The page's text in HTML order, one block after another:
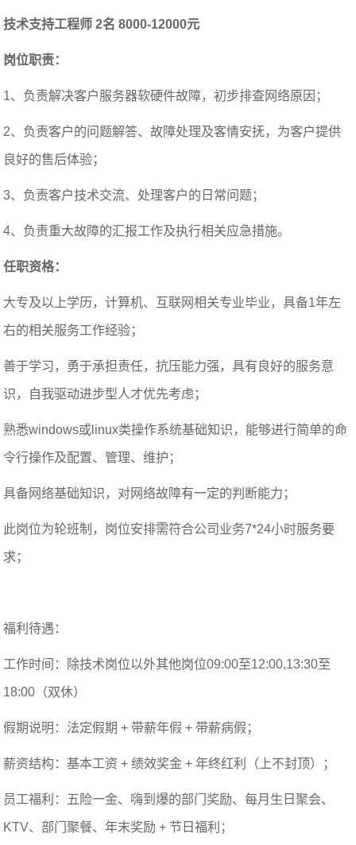
技术支持工程师 2名 8000-12000元
岗位职责：
1、负责解决客户服务器软硬件故障，初步排查网络原因；
2、负责客户的问题解答、故障处理及客情安抚，为客户提供
良好的售后体验；
3、负责客户技术交流、处理客户的日常问题；
4、负责重大故障的汇报工作及执行相关应急措施。
任职资格：
大专及以上学历，计算机、互联网相关专业毕业，具备1年左
右的相关服务工作经验；
善于学习，勇于承担责任，抗压能力强，具有良好的服务意
识，自我驱动进步型人才优先考虑；
熟悉windows或linux类操作系统基础知识，能够进行简单的命
令行操作及配置、管理、维护；
具备网络基础知识，对网络故障有一定的判断能力；
此岗位为轮班制，岗位安排需符合公司业务7*24小时服务要
求；
福利待遇：
工作时间：除技术岗位以外其他岗位09:00至12:00,13:30至
18:00（双休）
假期说明：法定假期 + 带薪年假 + 带薪病假；
薪资结构：基本工资 + 绩效奖金 + 年终红利（上不封顶）；
员工福利：五险一金、嗨到爆的部门奖励、每月生日聚会、
KTV、部门聚餐、年末奖励 + 节日福利；